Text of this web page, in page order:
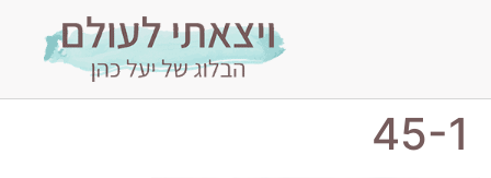
45-1